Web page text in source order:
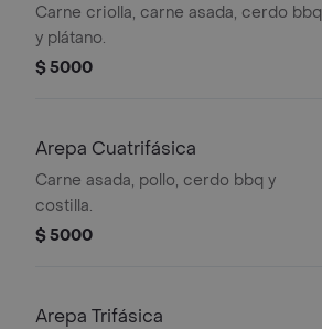
Carne criolla, carne asada, cerdo bbq
y plátano.
$ 5000
Arepa Cuatrifásica
Carne asada, pollo, cerdo bbq y
costilla.
$ 5000
Arepa Trifásica